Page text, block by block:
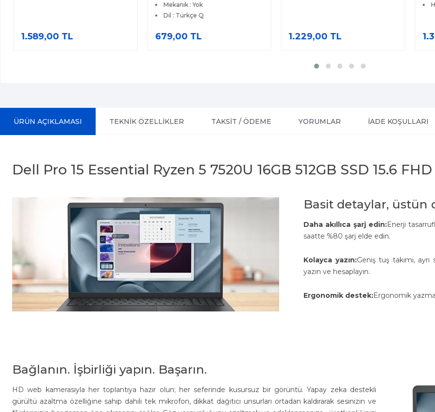
1.589,00 TL
Mekanik : Yok
Dil : Türkçe Q
679,00 TL 1.229,00 TL
ÜRÜN AÇIKLAMASI TEKNİK ÖZELLİKLER TAKSİT / ÖDEME YORUMLAR İADE KOŞULLARI
Dell Pro 15 Essential Ryzen 5 7520U 16GB 512GB SSD 15.6
Basit detaylar, üstün
Daha akıllıca şarj edin:Enerji
saatte %80 şarj elde edin.
Kolayca yazın:Geniş tuş takımı,
yazın ve hesaplayın.
Ergonomik destek:Ergonomik yazma
Bağlanın. İşbirliği yapın. Başarın.
HD web kamerasıyla her toplantıya hazır olun; her seferinde kusursuz bir görüntü. Yapay zeka destekli
gürültü azaltma özelliğine sahip dahili tek mikrofon, dikkat dağıtıcı unsurları ortadan kaldırarak sesinizin ve